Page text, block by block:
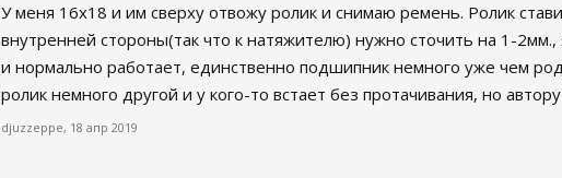
У меня 16х18 и им сверху отвожу ролик и снимаю ремень. Ролик
внутренней стороны(так что к натяжителю) нужно сточить на 1-
и нормально работает, единственно подшипник немного уже чем
ролик немного другой и у кого-то встает без протачивания, но
djuzzeppe, 18 апр 2019